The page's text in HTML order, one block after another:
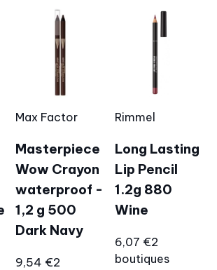
Max Factor
Masterpiece
Wow Crayon
waterproof -
1,2 g 500
Dark Navy
9,54 €2
Rimmel
Long Lasting
Lip Pencil
1.2g 880
Wine
6,07 €2
boutiques